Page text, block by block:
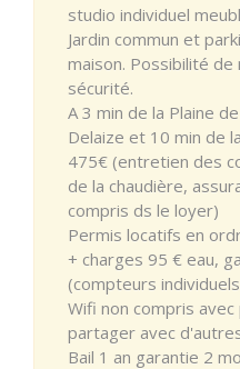
studio individuel
Jardin commun et
maison. Possibilité
sécurité.
A 3 min de la Plaine
Delaize et 10 min de
475€ (entretien des
de la chaudière,
compris ds le loyer)
Permis locatifs en
+ charges 95 € eau,
(compteurs
Wifi non compris
partager avec
Bail 1 an garantie 2